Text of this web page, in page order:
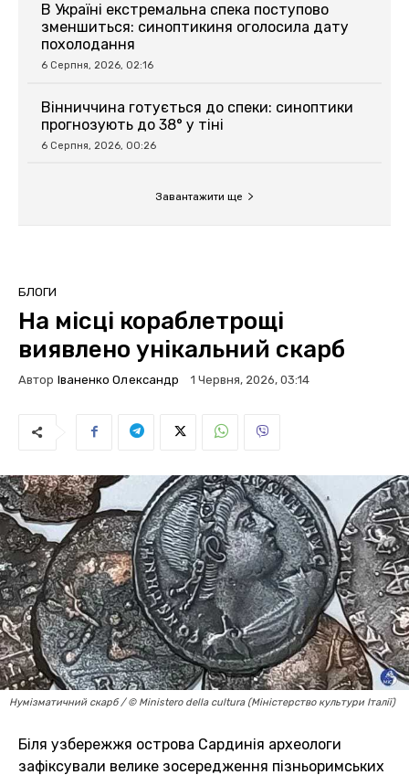
В Україні екстремальна спека поступово
зменшиться: синоптикиня оголосила дату
похолодання
6 Серпня, 2026, 02:16
Вінниччина готується до спеки: синоптики
прогнозують до 38° у тіні
6 Серпня, 2026, 00:26
Завантажити ще